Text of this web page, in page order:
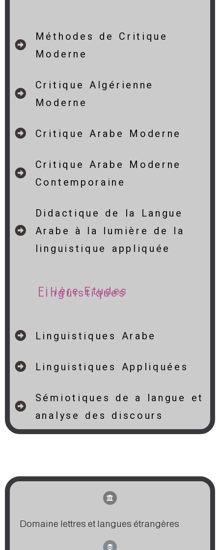
Méthodes de Critique
Moderne
Critique Algérienne
Moderne
Critique Arabe Moderne
Critique Arabe Moderne
Contemporaine
Didactique de la Langue
Arabe à la lumière de la
linguistique appliquée
Filière Etudes
Linguistiques
Linguistiques Arabe
Linguistiques Appliquées
Sémiotiques de a langue et
analyse des discours
Domaine lettres et langues étrangères